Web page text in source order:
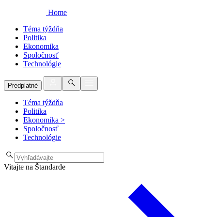
Home
Téma týždňa
Politika
Ekonomika
Spoločnosť
Technológie
Predplatné
Téma týždňa
Politika
Ekonomika >
Spoločnosť
Technológie
Vitajte na Štandarde